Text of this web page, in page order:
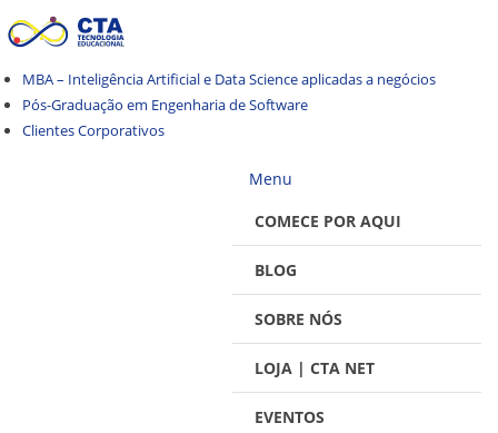
para
para
conteúdo
MBA – Inteligência Artificial e Data Science aplicadas a negócios
Pós-Graduação em Engenharia de Software
Clientes Corporativos
Menu
COMECE POR AQUI
BLOG
SOBRE NÓS
LOJA | CTA NET
EVENTOS